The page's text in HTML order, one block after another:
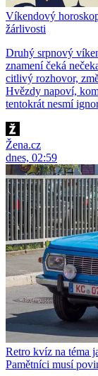
Víkendový
žárlivosti
Druhý srpnový
znamení čeká
citlivý rozhovor,
Hvězdy napoví,
tentokrát nesmí
Žena.cz
dnes, 02:59
Retro kvíz na téma
Pamětníci musí